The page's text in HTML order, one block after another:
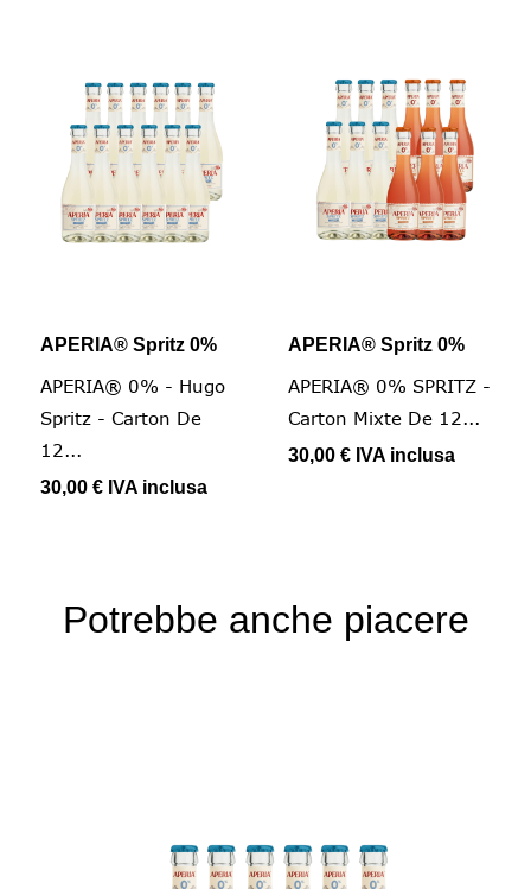
APERIA® Spritz 0%
APERIA® 0% - Hugo
Spritz - Carton De
12...
30,00 € IVA inclusa
APERIA® Spritz 0%
APERIA® 0% SPRITZ -
Carton Mixte De 12...
30,00 € IVA inclusa
Potrebbe anche piacere